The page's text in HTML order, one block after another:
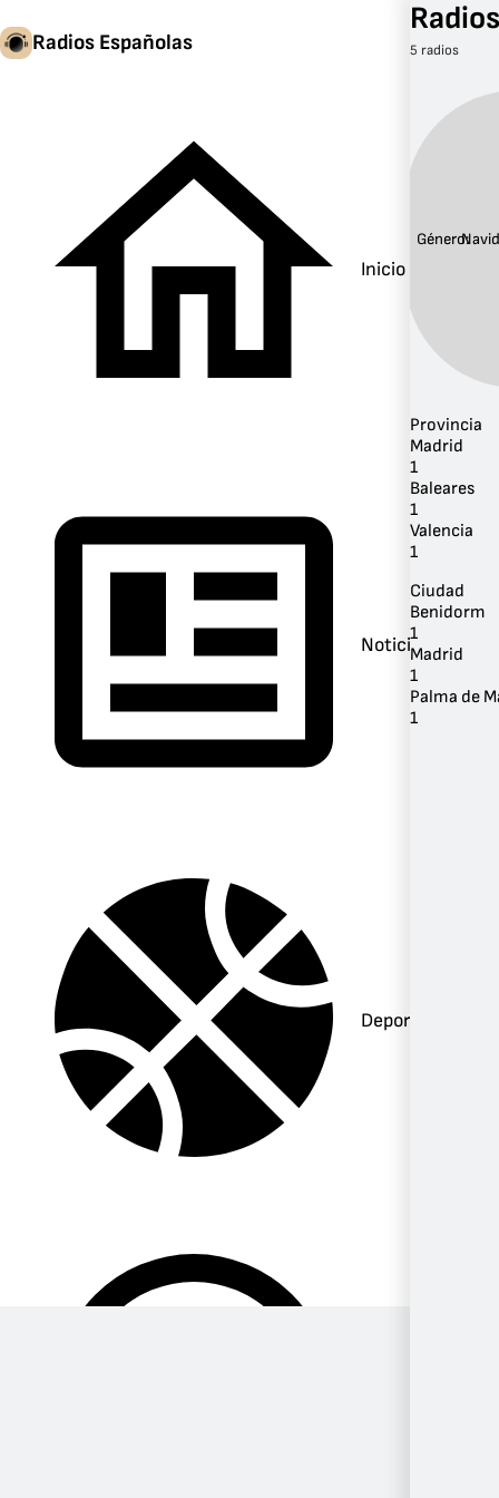
Radios Españolas
Inicio
Noticias
Deportes
5 radios
Género:
Provincia
Madrid
1
Baleares
1
Valencia
1
Ciudad
Benidorm
1
Madrid
1
Palma de
1